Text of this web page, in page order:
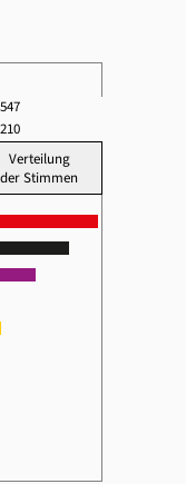
Verteilung
der Stimmen